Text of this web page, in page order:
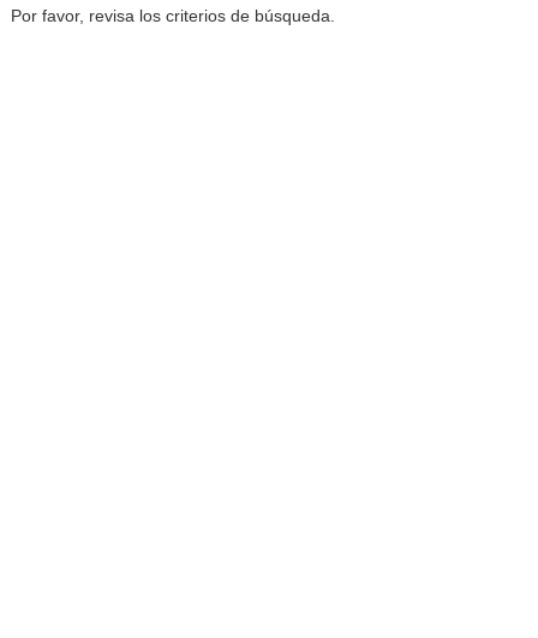
Por favor, revisa los criterios de búsqueda.